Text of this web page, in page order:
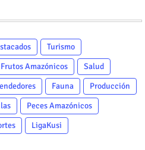
Turismo
Frutos Amazónicos
Salud
Fauna
Producción
Peces Amazónicos
LigaKusi